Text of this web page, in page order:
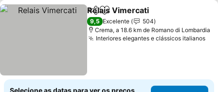
PartilharAdicionar aos favoritos
Relais Vimercati
9,5 Excelente
504
Crema, a 18.6 km de Romano di Lombardia
Interiores elegantes e clássicos italianos
Selecione as datas para ver os preços